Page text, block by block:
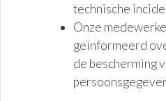
technische
Onze
geïnformeerd
de bescherming